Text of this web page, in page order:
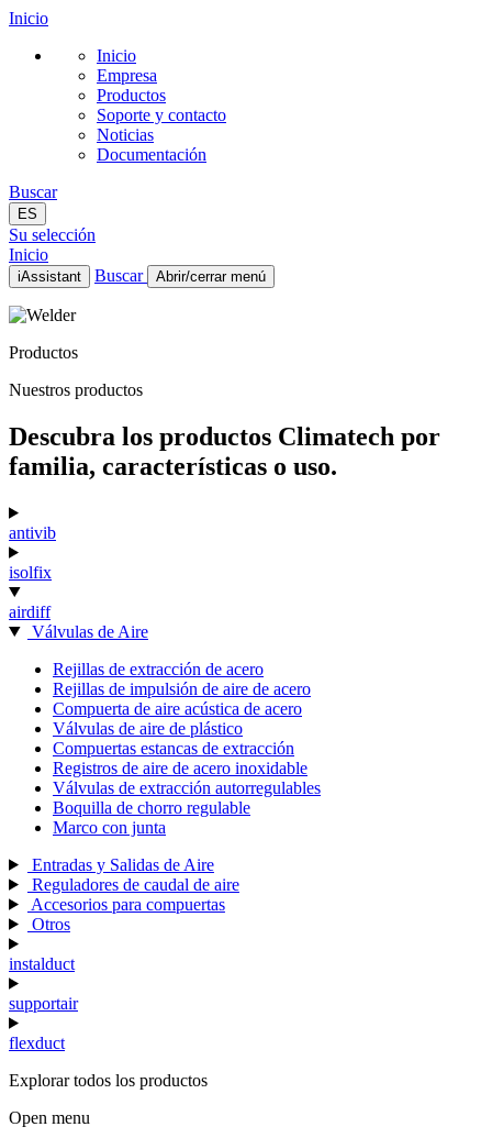
Inicio
Inicio
Empresa
Productos
Soporte y contacto
Noticias
Documentación
Buscar
ES
Su selección
Inicio
iAssistant Buscar Abrir/cerrar menú
Inicio
Productos
Noticias
ES
Productos
Nuestros productos
Descubra los productos Climatech por
familia, características o uso.
antivib
isolfix
airdiff
Válvulas de Aire
Rejillas de extracción de acero
Rejillas de impulsión de aire de acero
Compuerta de aire acústica de acero
Válvulas de aire de plástico
Compuertas estancas de extracción
Registros de aire de acero inoxidable
Válvulas de extracción autorregulables
Boquilla de chorro regulable
Marco con junta
Entradas y Salidas de Aire
Reguladores de caudal de aire
Accesorios para compuertas
Otros
instalduct
supportair
flexduct
Explorar todos los productos
Open menu